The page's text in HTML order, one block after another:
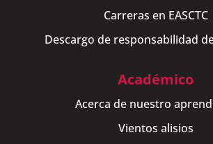
Carreras en EASCTC
Descargo de responsabilidad
Académico
Acerca de nuestro
Vientos alisios